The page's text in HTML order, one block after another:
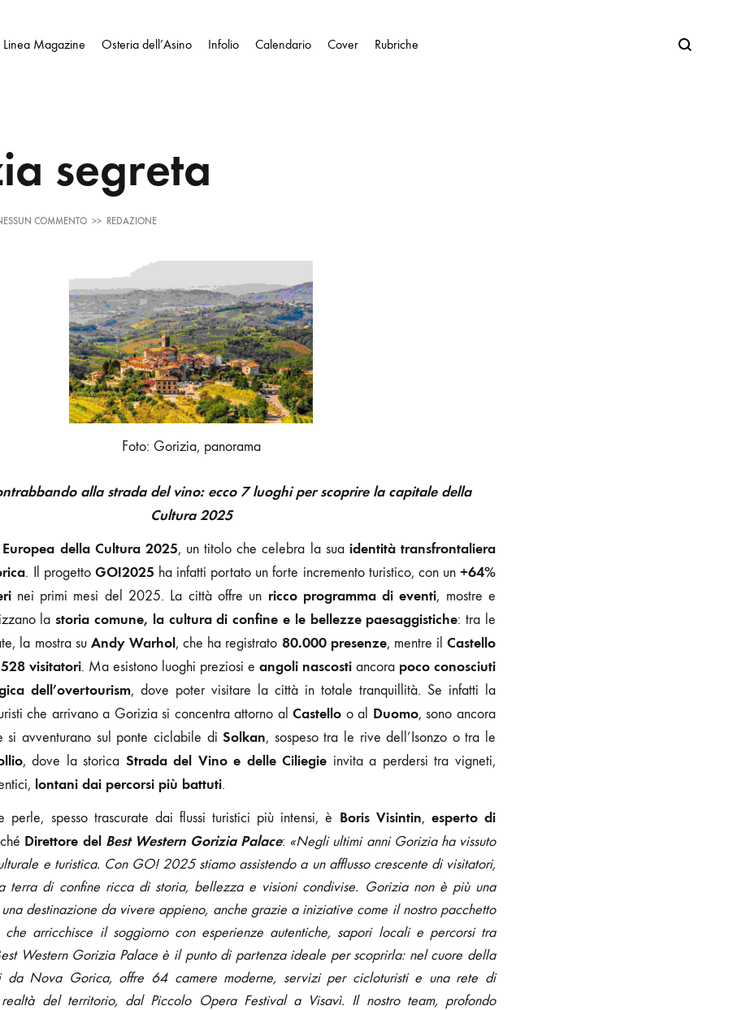
Linea Magazine Osteria dell’Asino Infolio Calendario Cover Rubriche Search
segreta
COMMENTOSU>> REDAZIONE
Foto: Gorizia, panorama
alla strada del vino: ecco 7 luoghi per scoprire la capitale della
Cultura 2025
della Cultura 2025, un titolo che celebra la sua identità transfrontaliera
. Il progetto GO!2025 ha infatti portato un forte incremento turistico, con un +64%
nei primi mesi del 2025. La città offre un ricco programma di eventi, mostre e
lastoria comune, la cultura di confine e le bellezze paesaggistiche: tra le
la mostra su Andy Warhol, che ha registrato 80.000 presenze, mentre ilCastello
visitatori. Ma esistono luoghi preziosi e angoli nascosti ancora poco conosciuti
dell’overtourism, dove poter visitare la città in totale tranquillità. Se infatti la
che arrivano a Gorizia si concentra attorno alCastello o al Duomo, sono ancora
si avventurano sul ponte ciclabile diSolkan, sospeso tra le rive dell’Isonzo o tra le
, dove la storica Strada del Vino e delle Ciliegie invita a perdersi tra vigneti,
lontani dai percorsi più battuti.
perle, spesso trascurate dai flussi turistici più intensi, è Boris Visintin, esperto di
Direttore del Best Western Gorizia Palace: «Negli ultimi anni Gorizia ha vissuto
e turistica. Con GO! 2025 stiamo assistendo a un afflusso crescente di visitatori,
terra di confine ricca di storia, bellezza e visioni condivise. Gorizia non è più una
destinazione da vivere appieno, anche grazie a iniziative come il nostro pacchetto
che arricchisce il soggiorno con esperienze autentiche, sapori locali e percorsi tra
Western Gorizia Palace è il punto di partenza ideale per scoprirla: nel cuore della
da Nova Gorica, offre 64 camere moderne, servizi per cicloturisti e una rete di
del territorio, dal Piccolo Opera Festival a Visavì. Il nostro team, profondo